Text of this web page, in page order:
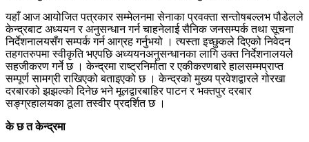
यहाँ आज आयोजित पत्रकार सम्मेलनमा सेनाका प्रवक्ता सन्तोषबल्लभ पौडेलले
केन्द्रबाट अध्ययन र अनुसन्धान गर्न चाहनेलाई सैनिक जनसम्पर्क तथा सूचना
निर्देशनालयसँग सम्पर्क गर्न आग्रह गर्नुभयो । त्यस्ता इच्छुकले दिएको निवेदन
तहगतरुपमा स्वीकृति भएपछि अध्ययनअनुसन्धानका लागि उक्त निर्देशनालयले
सहजीकरण गर्ने छ । केन्द्रमा राष्ट्रनिर्माता र एकीकरणबारे हालसम्मप्राप्त
सम्पूर्ण सामग्री राखिएको बताइएको छ । केन्द्रको मुख्य प्रवेशद्वारले गोरखा
दरबारको झझल्को दिनेछ भने मूलद्वारबाहिर पाटन र भक्तपुर दरबार
सङ्ग्रहालयका ठूला तस्वीर प्रदर्शित छ ।
के छ त केन्द्रमा